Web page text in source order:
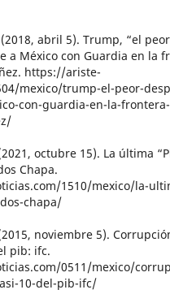
abril 5). Trump, “el
a México con Guardia en la
https://ariste-
mexico/trump-el-peor-
con-guardia-en-la-
octubre 15). La última
Chapa.
1510/mexico/la-
chapa/
noviembre 5).
pib: ifc.
0511/mexico/
10-del-pib-ifc/